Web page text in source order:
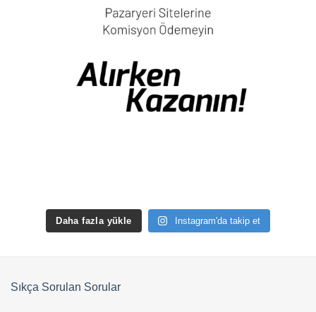
Daha fazla yükle Instagram'da takip et
Sıkça Sorulan Sorular